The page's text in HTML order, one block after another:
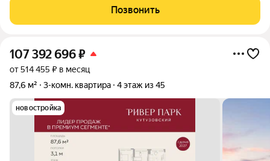
Кутузовский строится в одном из самых престижных районов
столицы Дорогомилово,
Позвонить
107 392 696₽
от 514 455 ₽ в месяц
87,6 м²
3-комн. квартира 4 этаж из 45
новостройка